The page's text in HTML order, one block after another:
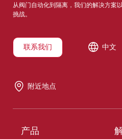
从阀门自动化到隔离，我们的解决方案
挑战。
联系我们 中文
附近地点
产品